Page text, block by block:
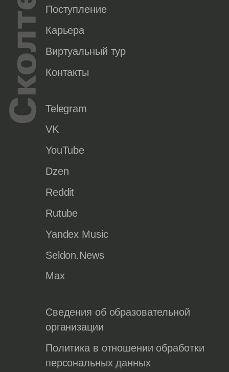
Поступление
Карьера
Виртуальный тур
Контакты
Telegram
VK
YouTube
Dzen
Reddit
Rutube
Yandex Music
Seldon.News
Max
Сведения об образовательной
организации
Политика в отношении обработки
персональных данных